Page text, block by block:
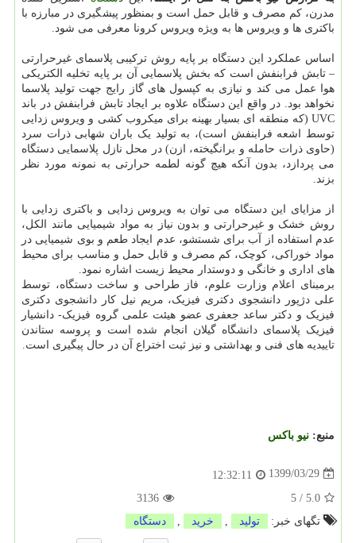
مدرن، کم مصرف و قابل حمل است و بمنظور پیشگیری در مبارزه با
باکتری ها و ویروس ها به ویژه ویروس کرونا معرفی می شود.
اساس عملکرد این دستگاه بر پایه روش ترکیبی پلاسمای غیرحرارتی
– تابش فرابنفش است که بخش پلاسمایی آن بر پایه تخلیه الکتریکی
هوا عمل می کند و نیازی به کپسول های گاز رایج جهت تولید پلاسما
نخواهد بود. در واقع این دستگاه علاوه بر ایجاد تابش فرابنفش در باند
UVC (که منطقه ای بسیار بهینه برای میکروب کشی و ویروس زدایی
توسط اشعه فرابنفش است)، به تولید یک باران شهابی ذرات سرد
(حاوی ذرات حامله و برانگیخته، ازن) در محل نازل پلاسمایی دستگاه
می پردازد، بدون آنکه هیچ گونه لطمه حرارتی به نمونه مورد نظر
بزند.
از مزایای این دستگاه می توان به ویروس زدایی و باکتری زدایی با
روش خشک و غیرحرارتی و بدون نیاز به مواد شیمیایی مانند الکل،
عدم استفاده از آب برای شستشو، عدم ایجاد طعم و بوی شیمیایی در
مواد خوراکی، کوچک، کم مصرف و قابل حمل و مناسب برای محیط
های اداری و خانگی و دوستدار محیط زیست اشاره نمود.
برمبنای اعلام وزارت علوم، فاز طراحی و ساخت دستگاه، توسط
علی دژپور دانشجوی دکتری فیزیک، مریم نیل کار دانشجوی دکتری
فیزیک و دکتر ساعد جعفری عضو هیئت علمی گروه فیزیک- دانشیار
فیزیک پلاسمای دانشگاه گیلان انجام شده است و پروسه ستاندن
تاییدیه های فنی و بهداشتی و نیز ثبت اختراع آن در حال پیگیری است.
منبع: نیو باكس
1399/03/29
12:32:11
5.0
/
5
3136
تگهای خبر:
تولید خرید دستگاه